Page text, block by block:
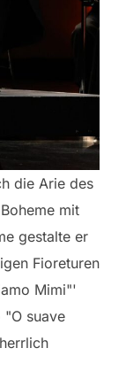
die Arie des
mit
gestalte er
Fioreturen
Mimi"'
"O suave